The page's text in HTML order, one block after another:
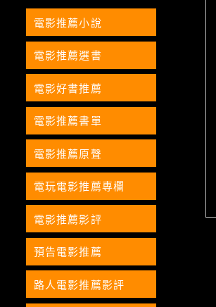
電影推薦小說
電影推薦選書
電影好書推薦
電影推薦書單
電影推薦原聲
電玩電影推薦專欄
電影推薦影評
預告電影推薦
路人電影推薦影評